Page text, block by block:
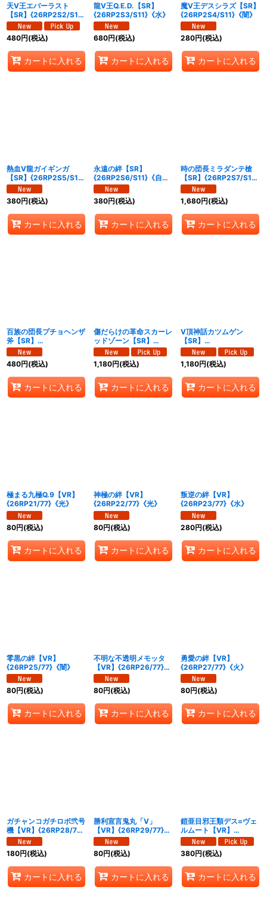
天V王エバーラスト
【SR】{26RP2S2/S11}
《光》
480円(税込)
カートに入れる
龍V王Q.E.D.【SR】
{26RP2S3/S11}《水》
680円(税込)
カートに入れる
魔V王デスシラズ【SR】
{26RP2S4/S11}《闇》
280円(税込)
カートに入れる
熱血V龍ガイギンガ
【SR】{26RP2S5/S11}
《火》
380円(税込)
カートに入れる
永遠の絆【SR】
{26RP2S6/S11}《自
然》
380円(税込)
カートに入れる
時の団長ミラダンテ槍
【SR】{26RP2S7/S11}
《多》
1,680円(税込)
カートに入れる
百族の団長プチョヘンザ
斧【SR】
{26RP2S8/S11}《多》
480円(税込)
カートに入れる
傷だらけの革命スカーレ
ッドゾーン【SR】
{26RP2S10/S11}《多》
1,180円(税込)
カートに入れる
V頂神話カツムゲン
【SR】
{26RP2S11/S11}《多》
1,180円(税込)
カートに入れる
極まる九極Q.9【VR】
{26RP21/77}《光》
80円(税込)
カートに入れる
神極の絆【VR】
{26RP22/77}《光》
80円(税込)
カートに入れる
叛逆の絆【VR】
{26RP23/77}《水》
280円(税込)
カートに入れる
零黒の絆【VR】
{26RP25/77}《闇》
80円(税込)
カートに入れる
不明な不透明メモッタ
【VR】{26RP26/77}
《闇》
80円(税込)
カートに入れる
勇愛の絆【VR】
{26RP27/77}《火》
80円(税込)
カートに入れる
ガチャンコガチロボ弐号
機【VR】{26RP28/77}
《火》
180円(税込)
カートに入れる
勝利宣言鬼丸「V」
【VR】{26RP29/77}
《自然》
80円(税込)
カートに入れる
鎧亜目邪王類デス=ヴェ
ルムート【VR】
{26RP210/77}《自然》
380円(税込)
カートに入れる